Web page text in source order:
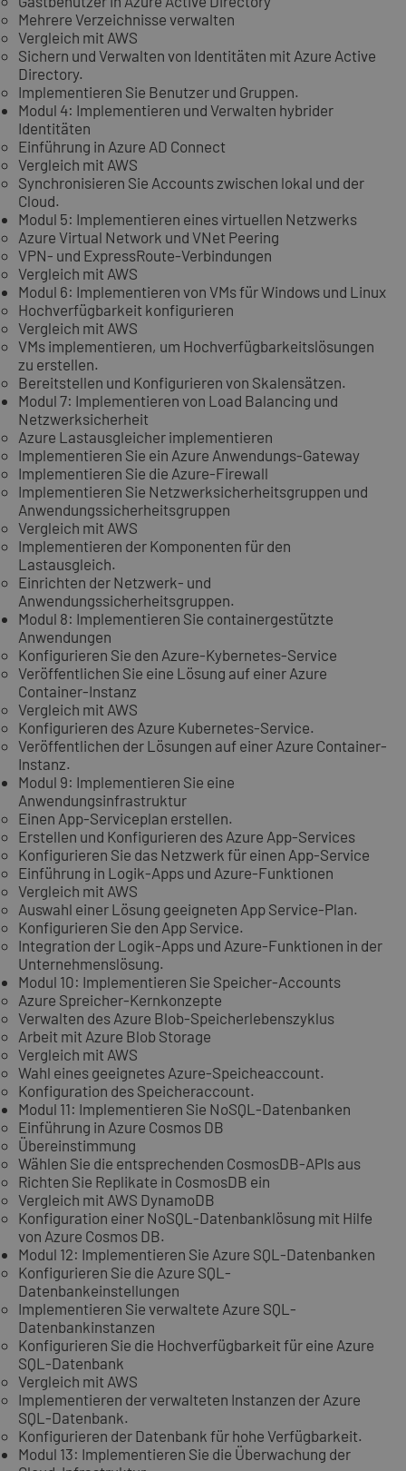
Mehrere Verzeichnisse verwalten
Vergleich mit AWS
Sichern und Verwalten von Identitäten mit Azure Active
Directory.
Implementieren Sie Benutzer und Gruppen.
Modul 4: Implementieren und Verwalten hybrider
Identitäten
Einführung in Azure AD Connect
Vergleich mit AWS
Synchronisieren Sie Accounts zwischen lokal und der
Cloud.
Modul 5: Implementieren eines virtuellen Netzwerks
Azure Virtual Network und VNet Peering
VPN- und ExpressRoute-Verbindungen
Vergleich mit AWS
Modul 6: Implementieren von VMs für Windows und Linux
Hochverfügbarkeit konfigurieren
Vergleich mit AWS
VMs implementieren, um Hochverfügbarkeitslösungen
zu erstellen.
Bereitstellen und Konfigurieren von Skalensätzen.
Modul 7: Implementieren von Load Balancing und
Netzwerksicherheit
Azure Lastausgleicher implementieren
Implementieren Sie ein Azure Anwendungs-Gateway
Implementieren Sie die Azure-Firewall
Implementieren Sie Netzwerksicherheitsgruppen und
Anwendungssicherheitsgruppen
Vergleich mit AWS
Implementieren der Komponenten für den
Lastausgleich.
Einrichten der Netzwerk- und
Anwendungssicherheitsgruppen.
Modul 8: Implementieren Sie containergestützte
Anwendungen
Konfigurieren Sie den Azure-Kybernetes-Service
Veröffentlichen Sie eine Lösung auf einer Azure
Container-Instanz
Vergleich mit AWS
Konfigurieren des Azure Kubernetes-Service.
Veröffentlichen der Lösungen auf einer Azure Container-
Instanz.
Modul 9: Implementieren Sie eine
Anwendungsinfrastruktur
Einen App-Serviceplan erstellen.
Erstellen und Konfigurieren des Azure App-Services
Konfigurieren Sie das Netzwerk für einen App-Service
Einführung in Logik-Apps und Azure-Funktionen
Vergleich mit AWS
Auswahl einer Lösung geeigneten App Service-Plan.
Konfigurieren Sie den App Service.
Integration der Logik-Apps und Azure-Funktionen in der
Unternehmenslösung.
Modul 10: Implementieren Sie Speicher-Accounts
Azure Spreicher-Kernkonzepte
Verwalten des Azure Blob-Speicherlebenszyklus
Arbeit mit Azure Blob Storage
Vergleich mit AWS
Wahl eines geeignetes Azure-Speicheaccount.
Konfiguration des Speicheraccount.
Modul 11: Implementieren Sie NoSQL-Datenbanken
Einführung in Azure Cosmos DB
Übereinstimmung
Wählen Sie die entsprechenden CosmosDB-APIs aus
Richten Sie Replikate in CosmosDB ein
Vergleich mit AWS DynamoDB
Konfiguration einer NoSQL-Datenbanklösung mit Hilfe
von Azure Cosmos DB.
Modul 12: Implementieren Sie Azure SQL-Datenbanken
Konfigurieren Sie die Azure SQL-
Datenbankeinstellungen
Implementieren Sie verwaltete Azure SQL-
Datenbankinstanzen
Konfigurieren Sie die Hochverfügbarkeit für eine Azure
SQL-Datenbank
Vergleich mit AWS
Implementieren der verwalteten Instanzen der Azure
SQL-Datenbank.
Konfigurieren der Datenbank für hohe Verfügbarkeit.
Modul 13: Implementieren Sie die Überwachung der